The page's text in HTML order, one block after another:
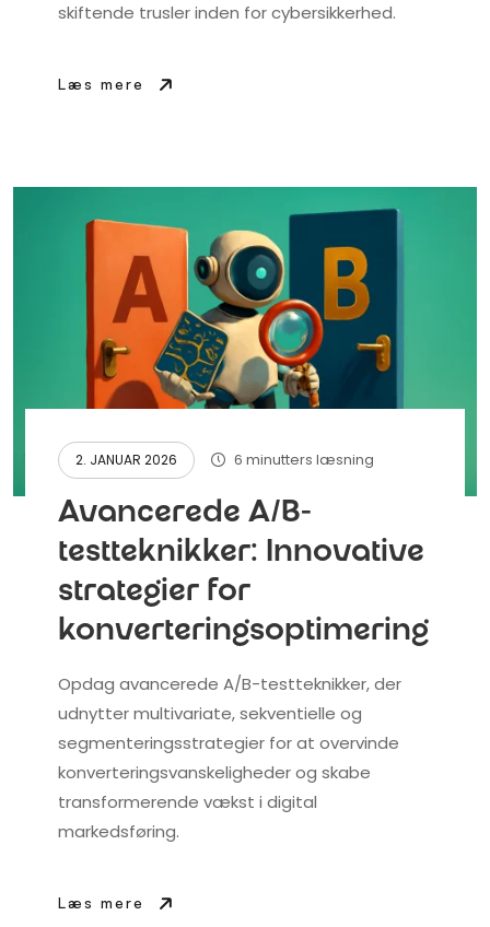
skiftende trusler inden for cybersikkerhed.
Læs mere
2. JANUAR 2026 6 minutters læsning
Avancerede A/B-
testteknikker: Innovative
strategier for
konverteringsoptimering
Opdag avancerede A/B-testteknikker, der
udnytter multivariate, sekventielle og
segmenteringsstrategier for at overvinde
konverteringsvanskeligheder og skabe
transformerende vækst i digital
markedsføring.
Læs mere